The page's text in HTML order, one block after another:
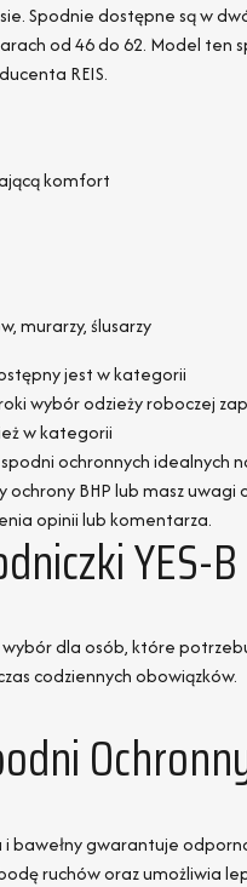
Spodnie dostępne są w
od 46 do 62. Model ten
REIS.
komfort
murarzy, ślusarzy
jest w kategorii
wybór odzieży roboczej
w kategorii
ochronnych idealnych
BHP lub masz uwagi
opinii lub komentarza.
wybór dla osób, które
codziennych obowiązków.
bawełny gwarantuje
ruchów oraz umożliwia